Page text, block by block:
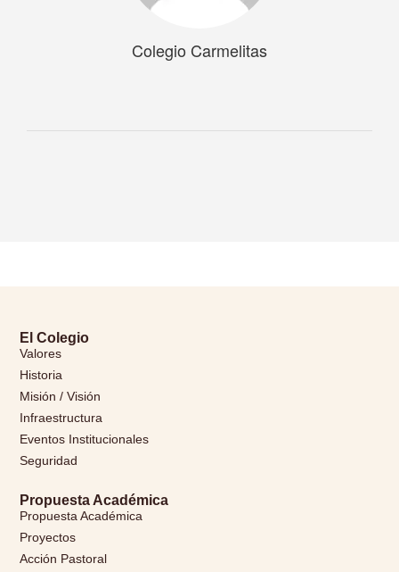
Colegio Carmelitas
El Colegio
Valores
Historia
Misión / Visión
Infraestructura
Eventos Institucionales
Seguridad
Propuesta Académica
Propuesta Académica
Proyectos
Acción Pastoral